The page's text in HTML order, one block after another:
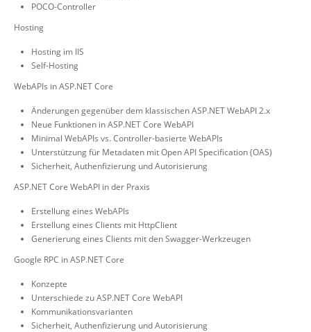
POCO-Controller
Hosting
Hosting im IIS
Self-Hosting
WebAPIs in ASP.NET Core
Änderungen gegenüber dem klassischen ASP.NET WebAPI 2.x
Neue Funktionen in ASP.NET Core WebAPI
Minimal WebAPIs vs. Controller-basierte WebAPIs
Unterstützung für Metadaten mit Open API Specification (OAS)
Sicherheit, Authenfizierung und Autorisierung
ASP.NET Core WebAPI in der Praxis
Erstellung eines WebAPIs
Erstellung eines Clients mit HttpClient
Generierung eines Clients mit den Swagger-Werkzeugen
Google RPC in ASP.NET Core
Konzepte
Unterschiede zu ASP.NET Core WebAPI
Kommunikationsvarianten
Sicherheit, Authenfizierung und Autorisierung